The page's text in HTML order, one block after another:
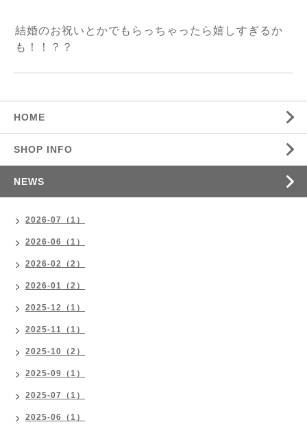
結婚のお祝いとかでもらっちゃったら嬉しすぎるか
も！！？？
HOME
SHOP INFO
NEWS
2026-07（1）
2026-06（1）
2026-02（2）
2026-01（2）
2025-12（1）
2025-11（1）
2025-10（2）
2025-09（1）
2025-07（1）
2025-06（1）